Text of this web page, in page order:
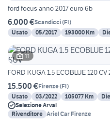
ford focus anno 2017 euro 6b
6.000 €Scandicci(FI)
Usato
05/2017 193000 Km
11
FORD KUGA 1.5 ECOBLUE 120
15.500 €Firenze(FI)
Usato
03/2022 105077 Km
Selezione Arval
Rivenditore Ariel Car Firenze